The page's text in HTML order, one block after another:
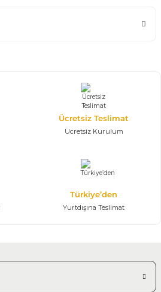
Ücretsiz Teslimat
Ücretsiz Kurulum
Türkiye’den
Yurtdışına Teslimat